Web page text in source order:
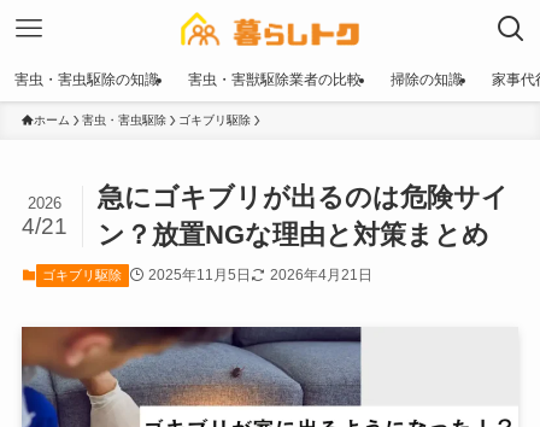
害虫・害虫駆除の知識 害虫・害獣駆除業者の比較 掃除の知識 家事代
ホーム 害虫・害虫駆除 ゴキブリ駆除
急にゴキブリが出るのは危険サイ
ン？放置NGな理由と対策まとめ
2026
4/21
ゴキブリ駆除 2025年11月5日 2026年4月21日